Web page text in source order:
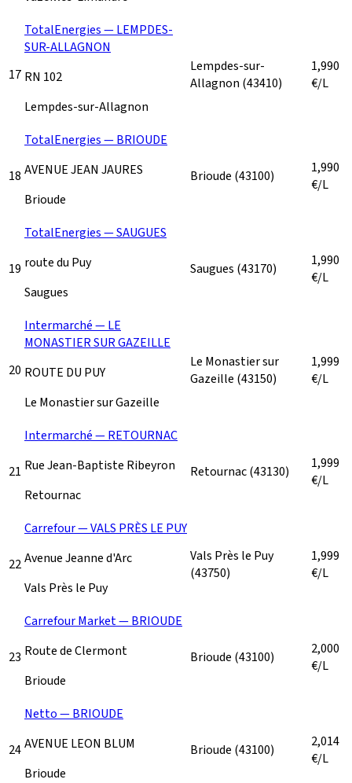
17
TotalEnergies — LEMPDES-
SUR-ALLAGNON
RN 102
Lempdes-sur-Allagnon
Lempdes-sur-
Allagnon (43410)
1,990
€/L
18
TotalEnergies — BRIOUDE
AVENUE JEAN JAURES
Brioude
Brioude (43100)
1,990
€/L
19
TotalEnergies — SAUGUES
route du Puy
Saugues
Saugues (43170)
1,990
€/L
20
Intermarché — LE
MONASTIER SUR GAZEILLE
ROUTE DU PUY
Le Monastier sur Gazeille
Le Monastier sur
Gazeille (43150)
1,999
€/L
21
Intermarché — RETOURNAC
Rue Jean-Baptiste Ribeyron
Retournac
Retournac(43130)
1,999
€/L
22
Carrefour — VALS PRÈS LE PUY
Avenue Jeanne d'Arc
Vals Près le Puy
Vals Près le Puy
(43750)
1,999
€/L
23
Carrefour Market — BRIOUDE
Route de Clermont
Brioude
Brioude (43100)
2,000
€/L
24
Netto — BRIOUDE
AVENUE LEON BLUM
Brioude
Brioude (43100)
2,014
€/L